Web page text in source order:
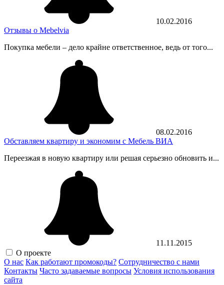
10.02.2016
Отзывы о Mebelvia
Покупка мебели – дело крайне ответственное, ведь от того...
08.02.2016
Обставляем квартиру и экономим с Мебель ВИА
Переезжая в новую квартиру или решая серьезно обновить и...
11.11.2015
О проекте
О нас Как работают промокоды? Сотрудничество с нами
Контакты Часто задаваемые вопросы Условия использования
сайта